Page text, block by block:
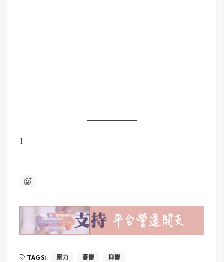
1
TAGS: 壓力 憂鬱 抑鬱